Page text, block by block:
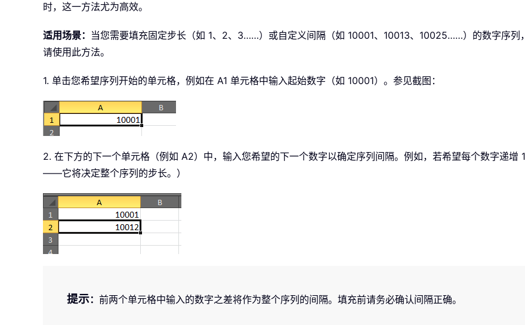
时，这一方法尤为高效。
适用场景： 当您需要填充固定步长（如 1、2、3……）或自定义间隔（如 10001、10013、10025……）的数字序
请使用此方法。
1. 单击您希望序列开始的单元格，例如在 A1 单元格中输入起始数字（如 10001）。参见截图：
2. 在下方的下一个单元格（例如 A2）中，输入您希望的下一个数字以确定序列间隔。例如，若希望每个数字递增
——它将决定整个序列的步长。）
提示： 前两个单元格中输入的数字之差将作为整个序列的间隔。填充前请务必确认间隔正确。